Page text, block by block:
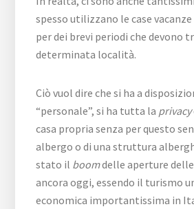
spesso utilizzano le case
per dei brevi periodi che devono
determinata località.
Ciò vuol dire che si ha a
“personale”, si ha tutta la privacy
casa propria senza per questo
albergo o di una struttura
stato il boomdelle aperture delle
ancora oggi, essendo il turismo
economica importantissima in